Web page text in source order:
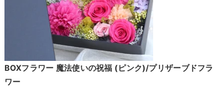
BOXフラワー 魔法使いの祝福 (ピンク)/プリザーブドフラ
ワー